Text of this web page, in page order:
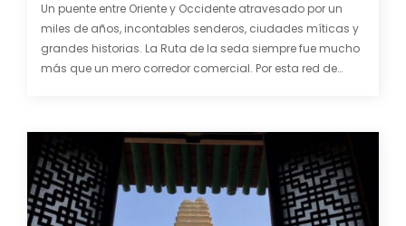
Un puente entre Oriente y Occidente atravesado por un
miles de años, incontables senderos, ciudades míticas y
grandes historias. La Ruta de la seda siempre fue mucho
más que un mero corredor comercial. Por esta red de